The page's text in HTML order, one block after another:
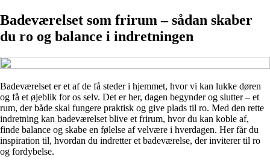
Badeværelset som frirum – sådan skaber
du ro og balance i indretningen
Badeværelset er et af de få steder i hjemmet, hvor vi kan lukke døren
og få et øjeblik for os selv. Det er her, dagen begynder og slutter – et
rum, der både skal fungere praktisk og give plads til ro. Med den rette
indretning kan badeværelset blive et frirum, hvor du kan koble af,
finde balance og skabe en følelse af velvære i hverdagen. Her får du
inspiration til, hvordan du indretter et badeværelse, der inviterer til ro
og fordybelse.